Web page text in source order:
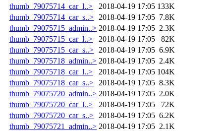
thumb_79075714_car_l..>
2018-04-19 17:05 133K
thumb_79075714_car_s..>
2018-04-19 17:05 7.8K
thumb_79075715_admin..> 2018-04-19 17:05 2.3K
thumb_79075715_car_l..>
2018-04-19 17:05
82K
thumb_79075715_car_s..>
2018-04-19 17:05 6.9K
thumb_79075718_admin..> 2018-04-19 17:05 2.4K
thumb_79075718_car_l..>
2018-04-19 17:05 104K
thumb_79075718_car_s..>
2018-04-19 17:05 8.3K
thumb_79075720_admin..> 2018-04-19 17:05 2.0K
thumb_79075720_car_l..>
2018-04-19 17:05
72K
thumb_79075720_car_s..>
2018-04-19 17:05 6.2K
thumb_79075721_admin..> 2018-04-19 17:05 2.1K